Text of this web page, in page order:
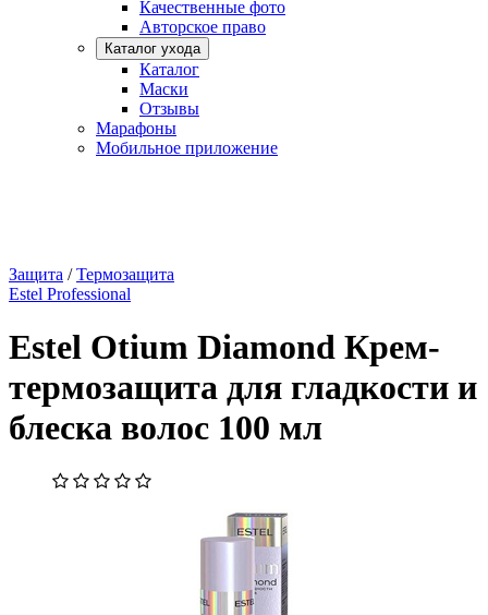
Качественные фото
Авторское право
Каталог ухода
Каталог
Маски
Отзывы
Марафоны
Мобильное приложение
Защита /Термозащита
Estel Professional
Estel Otium Diamond Крем-
термозащита для гладкости и
блеска волос 100 мл